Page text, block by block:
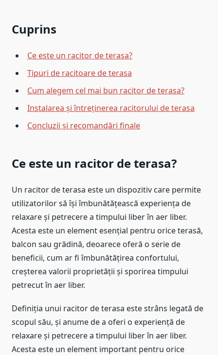
Cuprins
Ce este un racitor de terasa?
Tipuri de racitoare de terasa
Cum alegem cel mai bun racitor de terasa?
Instalarea și întreținerea racitorului de terasa
Concluzii și recomandări finale
Ce este un racitor de terasa?
Un racitor de terasa este un dispozitiv care permite
utilizatorilor să își îmbunătățească experiența de
relaxare și petrecere a timpului liber în aer liber.
Acesta este un element esențial pentru orice terasă,
balcon sau grădină, deoarece oferă o serie de
beneficii, cum ar fi îmbunătățirea confortului,
creșterea valorii proprietății și sporirea timpului
petrecut în aer liber.
Definiția unui racitor de terasa este strâns legată de
scopul său, și anume de a oferi o experiență de
relaxare și petrecere a timpului liber în aer liber.
Acesta este un element important pentru orice